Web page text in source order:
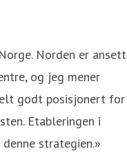
Norden er ansett
og jeg mener
godt posisjonert for
Etableringen i
strategien.»